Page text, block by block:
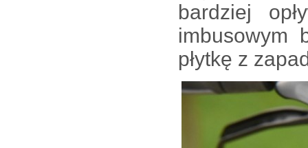
bardziej
imbusowym
płytkę z